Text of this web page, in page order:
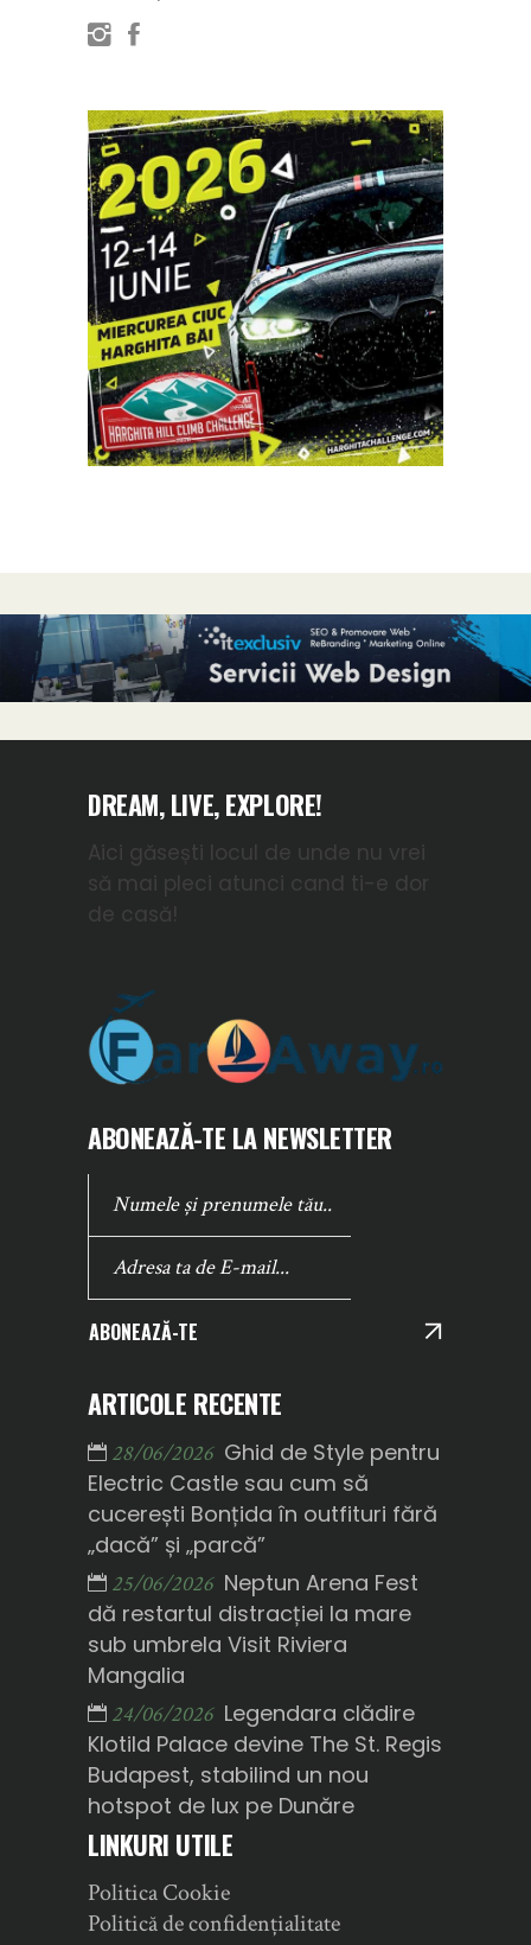
DREAM, LIVE, EXPLORE!
Aici găsești locul de unde nu vrei
să mai pleci atunci cand ti-e dor
de casă!
ABONEAZĂ-TE LA NEWSLETTER
ABONEAZĂ-TE
ARTICOLE RECENTE
28/06/2026 Ghid de Style pentru
Electric Castle sau cum să
cucerești Bonțida în outfituri fără
„dacă” și „parcă”
25/06/2026 Neptun Arena Fest
dă restartul distracției la mare
sub umbrela Visit Riviera
Mangalia
24/06/2026 Legendara clădire
Klotild Palace devine The St. Regis
Budapest, stabilind un nou
hotspot de lux pe Dunăre
LINKURI UTILE
Politica Cookie
Politică de confidențialitate